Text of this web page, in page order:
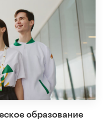
образование